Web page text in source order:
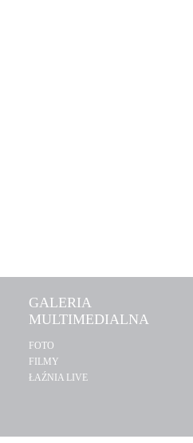
GALERIA
MULTIMEDIALNA
FOTO
FILMY
ŁAŹNIA LIVE